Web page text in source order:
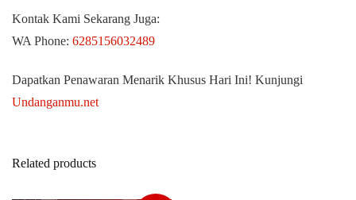
Kontak Kami Sekarang Juga:
WA Phone: 6285156032489
Dapatkan Penawaran Menarik Khusus Hari Ini! Kunjungi
Undanganmu.net
Related products